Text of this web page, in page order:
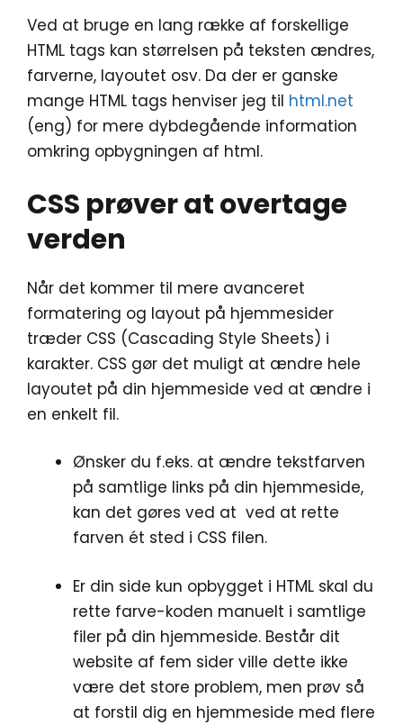
Ved at bruge en lang række af forskellige
HTML tags kan størrelsen på teksten ændres,
farverne, layoutet osv. Da der er ganske
mange HTML tags henviser jeg til html.net
(eng) for mere dybdegående information
omkring opbygningen af html.
CSS prøver at overtage
verden
Når det kommer til mere avanceret
formatering og layout på hjemmesider
træder CSS (Cascading Style Sheets) i
karakter. CSS gør det muligt at ændre hele
layoutet på din hjemmeside ved at ændre i
en enkelt fil.
Ønsker du f.eks. at ændre tekstfarven
på samtlige links på din hjemmeside,
kan det gøres ved at ved at rette
farven ét sted i CSS filen.
Er din side kun opbygget i HTML skal du
rette farve-koden manuelt i samtlige
filer på din hjemmeside. Består dit
website af fem sider ville dette ikke
være det store problem, men prøv så
at forstil dig en hjemmeside med flere